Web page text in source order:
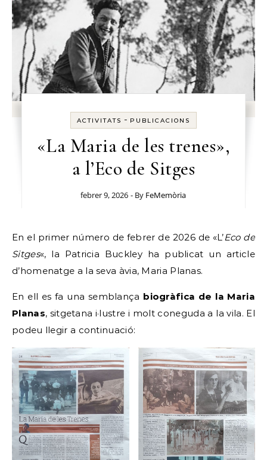
ACTIVITATS - PUBLICACIONS
«La Maria de les trenes»,
a l’Eco de Sitges
febrer 9, 2026 - By FeMemòria
En el primer número de febrer de 2026 de «L’Eco de
Sitges«, la Patricia Buckley ha publicat un article
d’homenatge a la seva àvia, Maria Planas.
En ell es fa una semblança biogràfica de la Maria
Planas, sitgetana i·lustre i molt coneguda a la vila. El
podeu llegir a continuació: